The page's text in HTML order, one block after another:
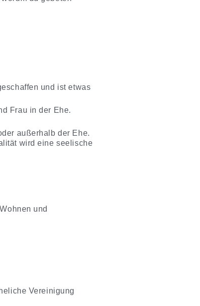
und ist etwas
Frau in der Ehe.
außerhalb der Ehe.
wird eine seelische
und